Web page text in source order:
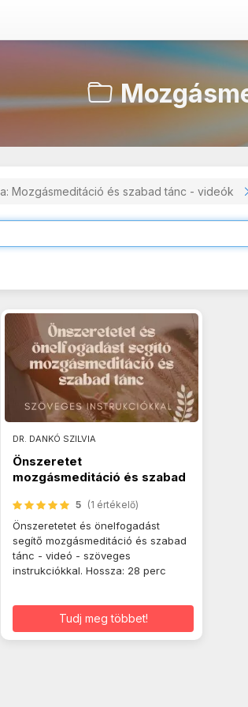
Mozgásmeditáció és szabad tánc - videók
DR. DANKÓ SZILVIA
Önszeretet
mozgásmeditáció és szabad
5 (1 értékelő)
Önszeretetet és önelfogadást
segítő mozgásmeditáció és szabad
tánc - videó - szöveges
instrukciókkal. Hossza: 28 perc
Tudj meg többet!